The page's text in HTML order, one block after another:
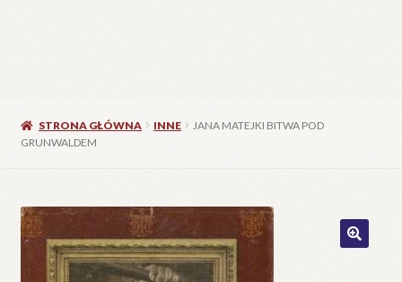
STRONA GŁÓWNA INNE
JANA MATEJKI BITWA POD
GRUNWALDEM